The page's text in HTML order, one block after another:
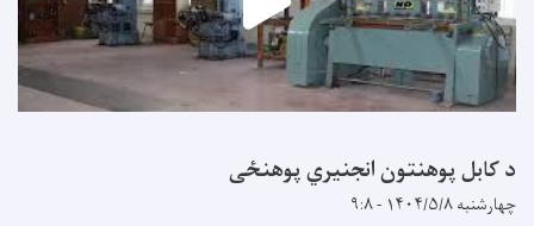
د کابل پوهنتون انجنیري پوهنځی
چهارشنبه ۱۴۰۴/۵/۸ - ۹:۸